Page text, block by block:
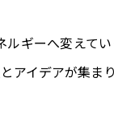
ギーへ変えて
アイデアが集ま